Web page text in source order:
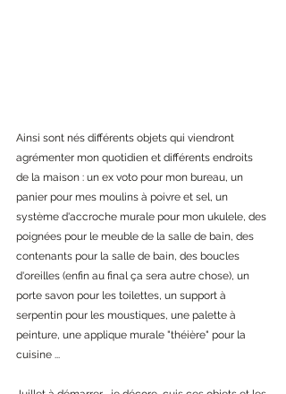
Ainsi sont nés différents objets qui viendront
agrémenter mon quotidien et différents endroits
de la maison : un ex voto pour mon bureau, un
panier pour mes moulins à poivre et sel, un
système d'accroche murale pour mon ukulele, des
poignées pour le meuble de la salle de bain, des
contenants pour la salle de bain, des boucles
d'oreilles (enfin au final ça sera autre chose), un
porte savon pour les toilettes, un support à
serpentin pour les moustiques, une palette à
peinture, une applique murale "théière" pour la
cuisine ...